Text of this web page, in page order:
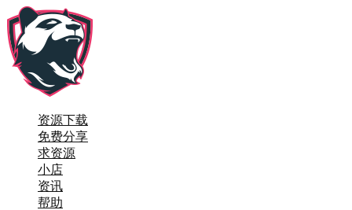
资源下载
免费分享
求资源
小店
资讯
帮助